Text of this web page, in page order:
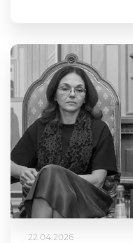
22.04.2026